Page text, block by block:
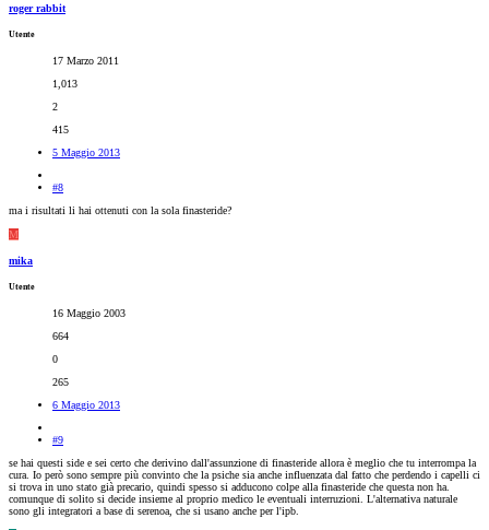
roger rabbit
Utente
17 Marzo 2011
1,013
2
415
5 Maggio 2013
#8
ma i risultati li hai ottenuti con la sola finasteride?
M
mika
Utente
16 Maggio 2003
664
0
265
6 Maggio 2013
#9
se hai questi side e sei certo che derivino dall'assunzione di finasteride allora è meglio che tu interrompa la
cura. Io però sono sempre più convinto che la psiche sia anche influenzata dal fatto che perdendo i capelli ci
si trova in uno stato già precario, quindi spesso si adducono colpe alla finasteride che questa non ha.
comunque di solito si decide insieme al proprio medico le eventuali interruzioni. L'alternativa naturale
sono gli integratori a base di serenoa, che si usano anche per l'ipb.